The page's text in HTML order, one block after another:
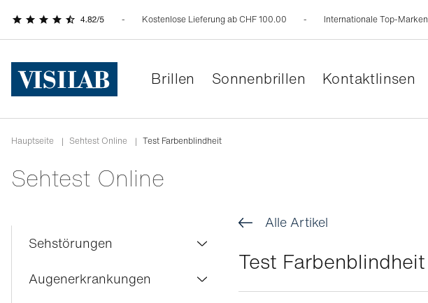
Kostenlose Lieferung ab CHF 100.00 Internationale Top-Marken
Brillen Sonnenbrillen Kontaktlinsen
Hauptseite | Sehtest Online | Test Farbenblindheit
Sehtest Online
Sehstörungen
Farbenblindheit
Augenerkrankungen
Alle Artikel
Test Farbenblindheit